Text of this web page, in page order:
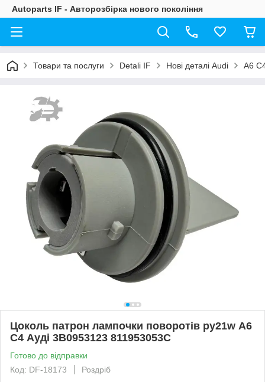
Autoparts IF - Авторозбірка нового покоління
Товари та послуги Detali IF Нові деталі Audi A6
Цоколь патрон лампочки поворотів py21w А6
С4 Ауді 3B0953123 811953053C
Готово до відправки
Код: DF-18173
Роздріб